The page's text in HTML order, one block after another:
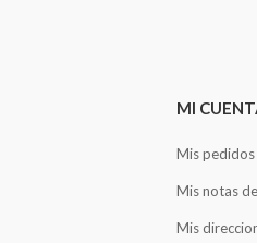
MI
Mis pedidos
Mis notas
Mis